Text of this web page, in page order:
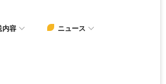
内容 ニュース